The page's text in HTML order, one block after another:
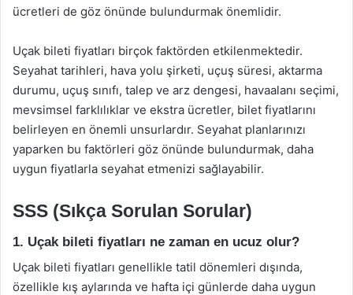
ücretleri de göz önünde bulundurmak önemlidir.
Uçak bileti fiyatları birçok faktörden etkilenmektedir.
Seyahat tarihleri, hava yolu şirketi, uçuş süresi, aktarma
durumu, uçuş sınıfı, talep ve arz dengesi, havaalanı seçimi,
mevsimsel farklılıklar ve ekstra ücretler, bilet fiyatlarını
belirleyen en önemli unsurlardır. Seyahat planlarınızı
yaparken bu faktörleri göz önünde bulundurmak, daha
uygun fiyatlarla seyahat etmenizi sağlayabilir.
SSS (Sıkça Sorulan Sorular)
1. Uçak bileti fiyatları ne zaman en ucuz olur?
Uçak bileti fiyatları genellikle tatil dönemleri dışında,
özellikle kış aylarında ve hafta içi günlerde daha uygun